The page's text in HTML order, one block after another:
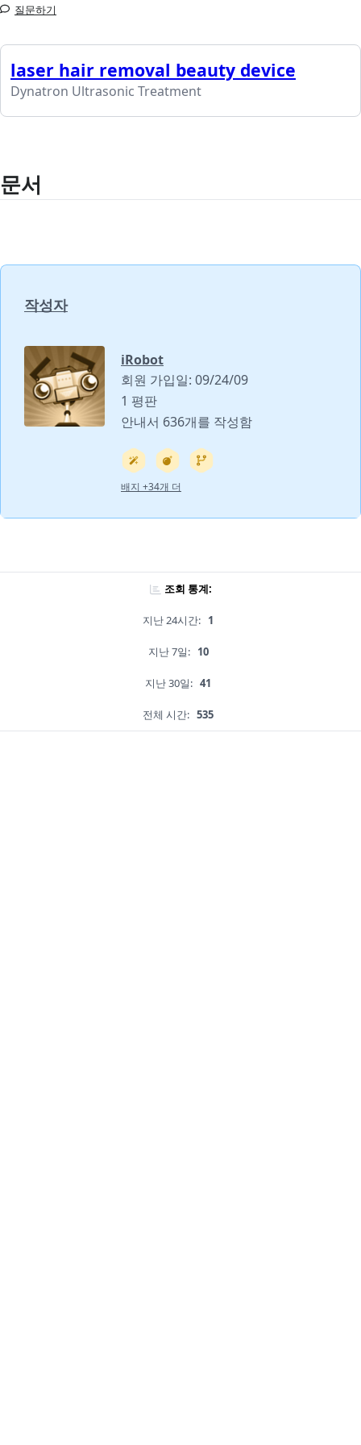
질문하기
laser hair removal beauty device
Dynatron Ultrasonic Treatment
문서
작성자
iRobot
회원 가입일: 09/24/09
1 평판
안내서 636개를 작성함
배지 +34개 더
조회 통계:
지난 24시간: 1
지난 7일: 10
지난 30일: 41
전체 시간: 535